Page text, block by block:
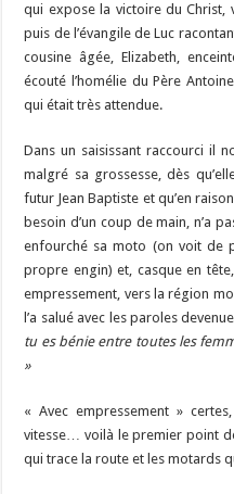
qui expose la victoire du Christ,
puis de l’évangile de Luc
cousine âgée, Elizabeth,
écouté l’homélie du Père
qui était très attendue.
Dans un saisissant raccourci il
malgré sa grossesse, dès
futur Jean Baptiste et qu’en
besoin d’un coup de main, n’a
enfourché sa moto (on voit de
propre engin) et, casque en
empressement, vers la région
l’a salué avec les paroles
tu es bénie entre toutes les
»
« Avec empressement »
vitesse… voilà le premier point
qui trace la route et les motards